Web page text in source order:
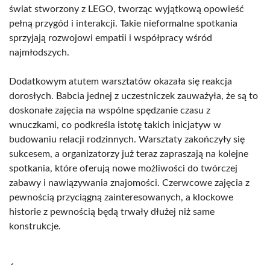
świat stworzony z LEGO, tworząc wyjątkową opowieść
pełną przygód i interakcji. Takie nieformalne spotkania
sprzyjają rozwojowi empatii i współpracy wśród
najmłodszych.
Dodatkowym atutem warsztatów okazała się reakcja
dorosłych. Babcia jednej z uczestniczek zauważyła, że są to
doskonałe zajęcia na wspólne spędzanie czasu z
wnuczkami, co podkreśla istotę takich inicjatyw w
budowaniu relacji rodzinnych. Warsztaty zakończyły się
sukcesem, a organizatorzy już teraz zapraszają na kolejne
spotkania, które oferują nowe możliwości do twórczej
zabawy i nawiązywania znajomości. Czerwcowe zajęcia z
pewnością przyciągną zainteresowanych, a klockowe
historie z pewnością będą trwały dłużej niż same
konstrukcje.